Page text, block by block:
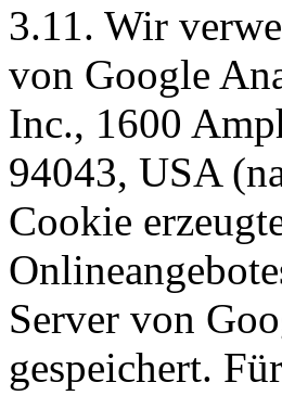
3.11. Wir
von Google
Inc., 1600
94043, USA
Cookie
Server von
gespeichert.